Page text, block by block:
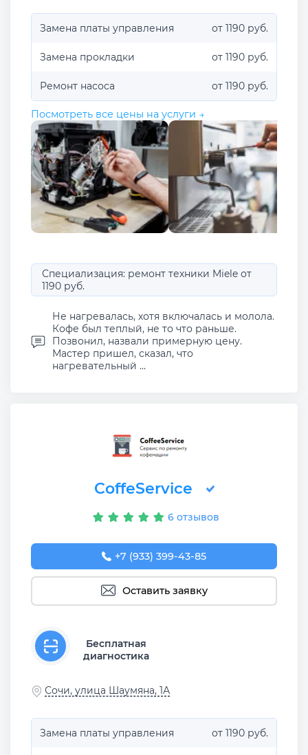
Замена платы управления от 1190 руб.
Замена прокладки от 1190 руб.
Ремонт насоса от 1190 руб.
Посмотреть все цены на услуги →
Специализация: ремонт техники Miele от
1190 руб.
Не нагревалась, хотя включалась и молола.
Кофе был теплый, не то что раньше.
Позвонил, назвали примерную цену.
Мастер пришел, сказал, что
нагревательный ...
CoffeService
6 отзывов
+7 (933) 399-43-85
Оставить заявку
Бесплатная
диагностика
Сочи, улица Шаумяна, 1А
Замена платы управления от 1190 руб.